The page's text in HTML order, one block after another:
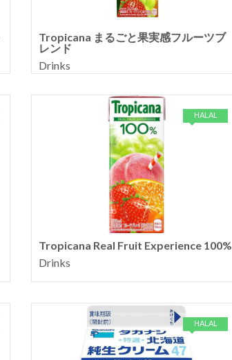
Tropicana まるごと果実感フルーツブ
レンド
Drinks
HALAL
Tropicana Real Fruit Experience 100%
Drinks
HALAL